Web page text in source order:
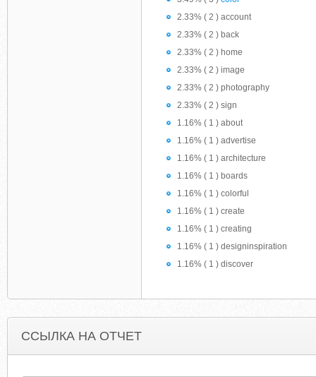
2.33% ( 2 ) account
2.33% ( 2 ) back
2.33% ( 2 ) home
2.33% ( 2 ) image
2.33% ( 2 ) photography
2.33% ( 2 ) sign
1.16% ( 1 ) about
1.16% ( 1 ) advertise
1.16% ( 1 ) architecture
1.16% ( 1 ) boards
1.16% ( 1 ) colorful
1.16% ( 1 ) create
1.16% ( 1 ) creating
1.16% ( 1 ) designinspiration
1.16% ( 1 ) discover
ССЫЛКА НА ОТЧЕТ